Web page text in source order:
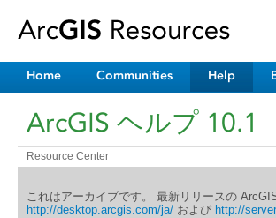
Home Communities Help
ArcGIS ヘルプ 10.1
Resource Center
これはアーカイブです。 最新リリースの
http://desktop.arcgis.com/ja/および http://